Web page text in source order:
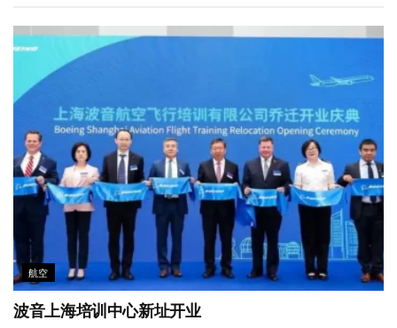
o
航空
波音上海培训中心新址开业